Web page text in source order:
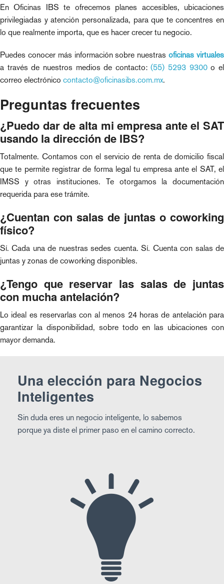
En Oficinas IBS te ofrecemos planes accesibles, ubicaciones
privilegiadas y atención personalizada, para que te concentres en
lo que realmente importa, que es hacer crecer tu negocio.
Puedes conocer más información sobre nuestrasoficinas virtuales
a través de nuestros medios de contacto:(55) 5293 9300o el
correo electrónico contacto@oficinasibs.com.mx.
Preguntas frecuentes
¿Puedo dar de alta mi empresa ante el SAT
usando la dirección de IBS?
Totalmente. Contamos con el servicio de renta de domicilio fiscal
que te permite registrar de forma legal tu empresa ante el SAT, el
IMSS y otras instituciones. Te otorgamos la documentación
requerida para ese trámite.
¿Cuentan con salas de juntas o coworking
físico?
Sí. Cada una de nuestras sedes cuenta. Sí. Cuenta con salas de
juntas y zonas de coworking disponibles.
¿Tengo que reservar las salas de juntas
con mucha antelación?
Lo ideal es reservarlas con al menos 24 horas de antelación para
garantizar la disponibilidad, sobre todo en las ubicaciones con
mayor demanda.
Una elección para Negocios
Inteligentes
Sin duda eres un negocio inteligente, lo sabemos
porque ya diste el primer paso en el camino correcto.